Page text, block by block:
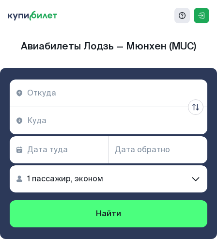
Авиабилеты Лодзь — Мюнхен (MUC)
Найти